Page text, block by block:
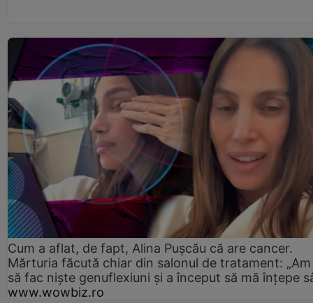
Cum a aflat, de fapt, Alina Pușcău că are cancer.
Mărturia făcută chiar din salonul de tratament:
să fac niște genuflexiuni și a început să mă înțepe
www.wowbiz.ro